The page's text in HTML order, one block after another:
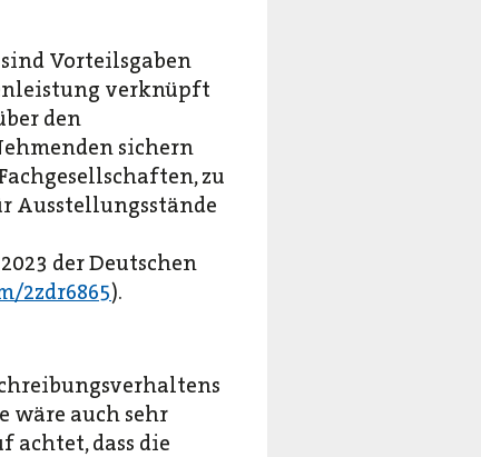
Vorteilsgaben
verknüpft
den
sichern
zu
Ausstellungsstände
der Deutschen
2zdr6865).
wäre auch sehr
dass die